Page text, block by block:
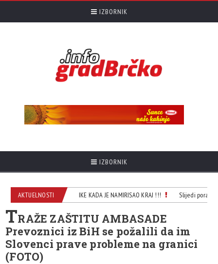
IZBORNIK
IZBORNIK
AKTUELNOSTI
I MILO JE HAPSIO POSLANIKE KADA JE NAMIRISAO KRAJ !!! Slijedi porast
TRAŽE ZAŠTITU AMBASADE
Prevoznici iz BiH se požalili da im
Slovenci prave probleme na granici
(FOTO)